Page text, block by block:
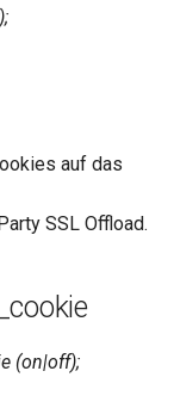
auf das
SSL Offload.
(on|off);